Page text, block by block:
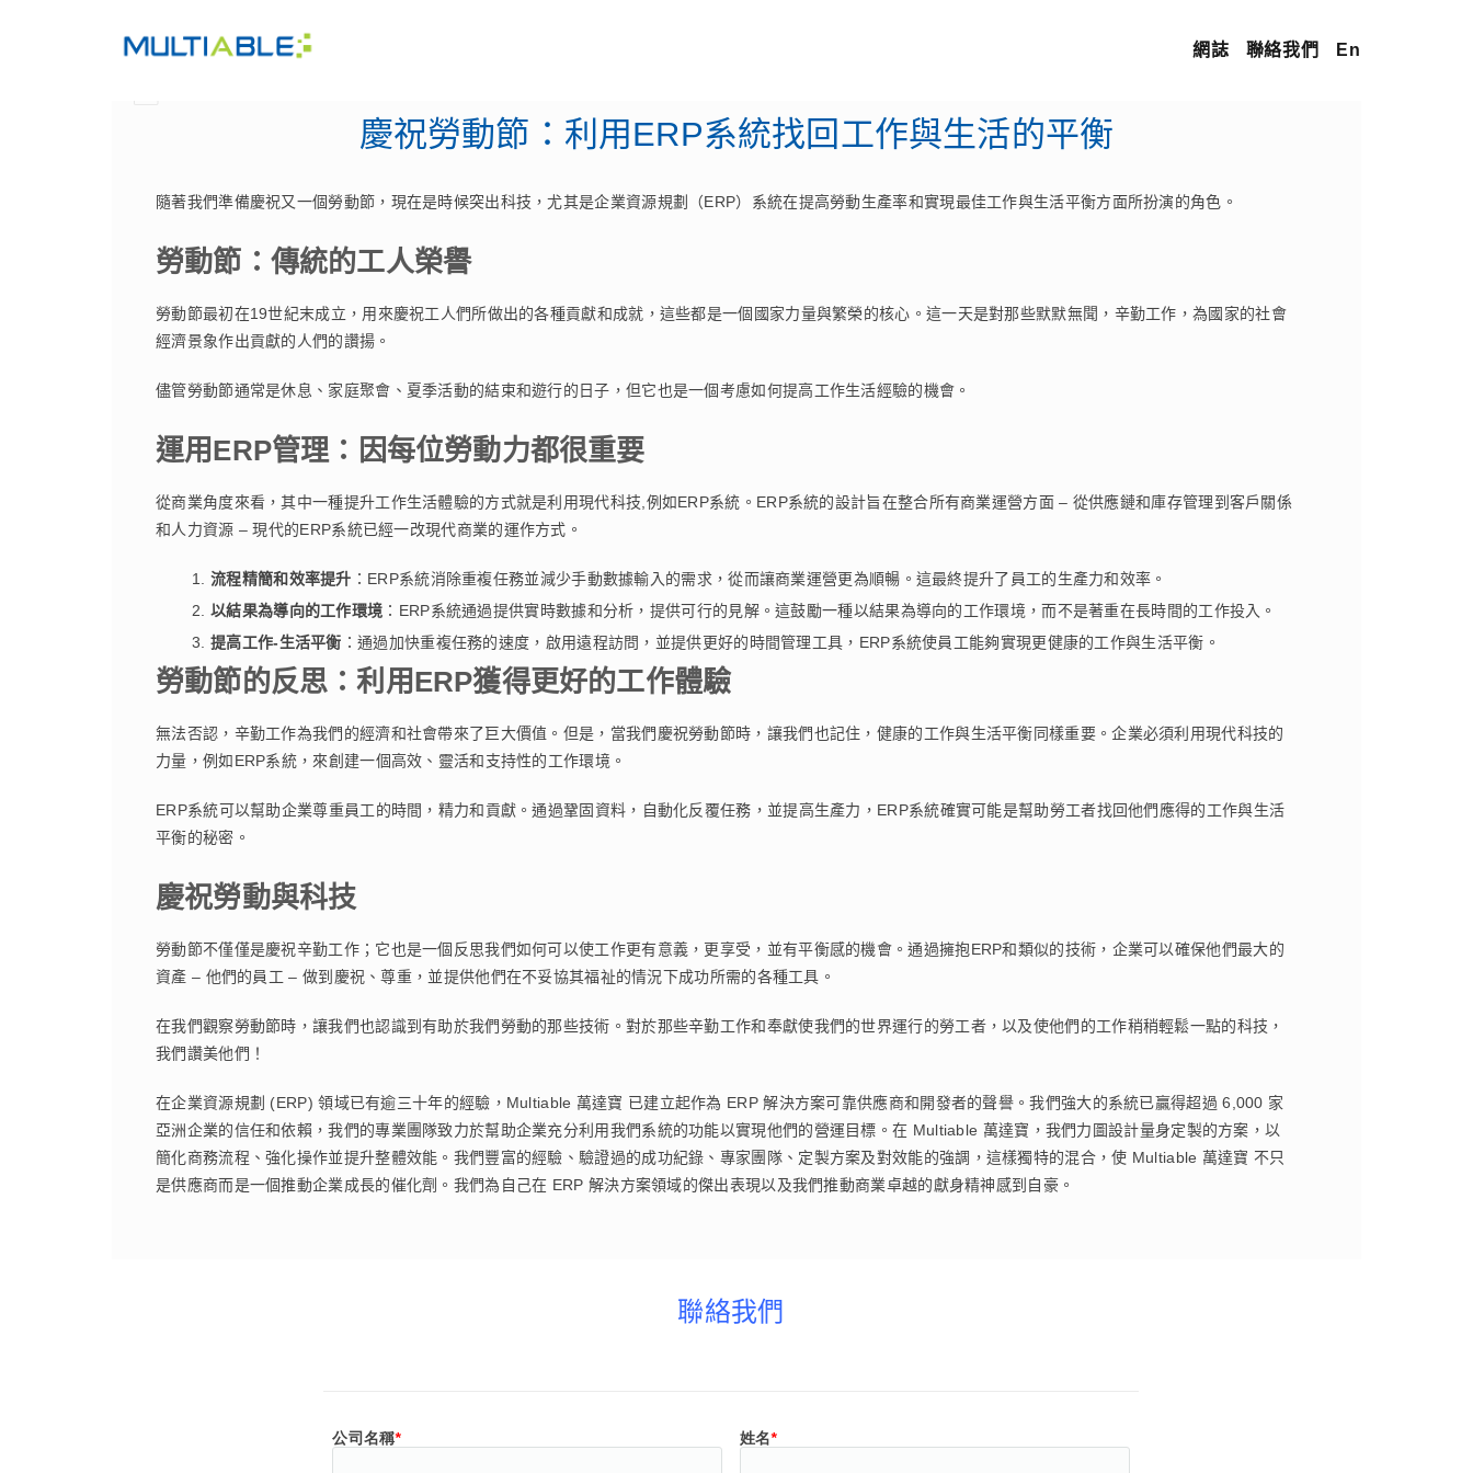
網誌 聯絡我們 En
慶祝勞動節：利用ERP系統找回工作與生活的平衡
隨著我們準備慶祝又一個勞動節，現在是時候突出科技，尤其是企業資源規劃（ERP）系統在提高勞動生產率和實現最佳工作與生活平衡方面所扮演的角色。
勞動節：傳統的工人榮譽
勞動節最初在19世紀末成立，用來慶祝工人們所做出的各種貢獻和成就，這些都是一個國家力量與繁榮的核心。這一天是對那些默默無聞，辛勤工作，為國家的社會
經濟景象作出貢獻的人們的讚揚。
儘管勞動節通常是休息、家庭聚會、夏季活動的結束和遊行的日子，但它也是一個考慮如何提高工作生活經驗的機會。
運用ERP管理：因每位勞動力都很重要
從商業角度來看，其中一種提升工作生活體驗的方式就是利用現代科技,例如ERP系統。ERP系統的設計旨在整合所有商業運營方面 – 從供應鏈和庫存管理到客戶關係
和人力資源 – 現代的ERP系統已經一改現代商業的運作方式。
流程精簡和效率提升 ：ERP系統消除重複任務並減少手動數據輸入的需求，從而讓商業運營更為順暢。這最終提升了員工的生產力和效率。
以結果為導向的工作環境 ：ERP系統通過提供實時數據和分析，提供可行的見解。這鼓勵一種以結果為導向的工作環境，而不是著重在長時間的工作投入。
提高工作-生活平衡 ：通過加快重複任務的速度，啟用遠程訪問，並提供更好的時間管理工具，ERP系統使員工能夠實現更健康的工作與生活平衡。
勞動節的反思：利用ERP獲得更好的工作體驗
無法否認，辛勤工作為我們的經濟和社會帶來了巨大價值。但是，當我們慶祝勞動節時，讓我們也記住，健康的工作與生活平衡同樣重要。企業必須利用現代科技的
力量，例如ERP系統，來創建一個高效、靈活和支持性的工作環境。
ERP系統可以幫助企業尊重員工的時間，精力和貢獻。通過鞏固資料，自動化反覆任務，並提高生產力，ERP系統確實可能是幫助勞工者找回他們應得的工作與生活
平衡的秘密。
慶祝勞動與科技
勞動節不僅僅是慶祝辛勤工作；它也是一個反思我們如何可以使工作更有意義，更享受，並有平衡感的機會。通過擁抱ERP和類似的技術，企業可以確保他們最大的
資產 – 他們的員工 – 做到慶祝、尊重，並提供他們在不妥協其福祉的情況下成功所需的各種工具。
在我們觀察勞動節時，讓我們也認識到有助於我們勞動的那些技術。對於那些辛勤工作和奉獻使我們的世界運行的勞工者，以及使他們的工作稍稍輕鬆一點的科技，
我們讚美他們！
在企業資源規劃 (ERP) 領域已有逾三十年的經驗，Multiable 萬達寶 已建立起作為 ERP 解決方案可靠供應商和開發者的聲譽。我們強大的系統已贏得超過 6,000 家
亞洲企業的信任和依賴，我們的專業團隊致力於幫助企業充分利用我們系統的功能以實現他們的營運目標。在 Multiable 萬達寶，我們力圖設計量身定製的方案，以
簡化商務流程、強化操作並提升整體效能。我們豐富的經驗、驗證過的成功紀錄、專家團隊、定製方案及對效能的強調，這樣獨特的混合，使 Multiable 萬達寶 不只
是供應商而是一個推動企業成長的催化劑。我們為自己在 ERP 解決方案領域的傑出表現以及我們推動商業卓越的獻身精神感到自豪。
聯絡我們
公司名稱* 姓名*